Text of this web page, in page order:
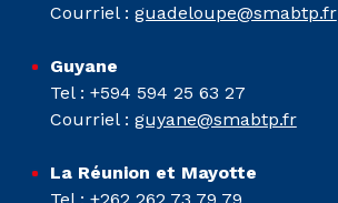
Courriel : guadeloupe@smabtp.fr
Guyane
Tel : +594 594 25 63 27
Courriel : guyane@smabtp.fr
La Réunion et Mayotte
Tel : +262 262 73 79 79